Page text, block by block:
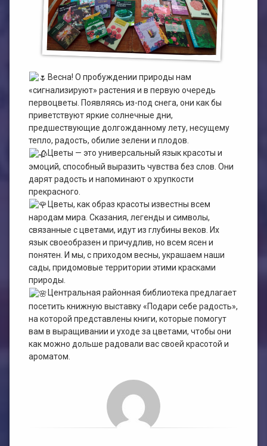
План работы филиала №1
План работы филиала №2
ЭЛЕКТРОННЫЙ КАТАЛОГ
Весна! О пробуждении природы нам
«сигнализируют» растения и в первую очередь
первоцветы. Появляясь из-под снега, они как бы
приветствуют яркие солнечные дни,
предшествующие долгожданному лету, несущему
тепло, радость, обилие зелени и плодов.
Цветы — это универсальный язык красоты и
эмоций, способный выразить чувства без слов. Они
дарят радость и напоминают о хрупкости
прекрасного.
Цветы, как образ красоты известны всем
народам мира. Сказания, легенды и символы,
связанные с цветами, идут из глубины веков. Их
язык своеобразен и причудлив, но всем ясен и
понятен. И мы, с приходом весны, украшаем наши
сады, придомовые территории этими красками
природы.
Центральная районная библиотека предлагает
посетить книжную выставку «Подари себе радость»,
на которой представлены книги, которые помогут
вам в выращивании и уходе за цветами, чтобы они
как можно дольше радовали вас своей красотой и
ароматом.